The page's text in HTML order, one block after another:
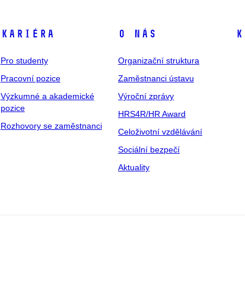
Kariéra
Pro studenty
Pracovní pozice
Výzkumné a akademické
pozice
Rozhovory se zaměstnanci
O nás
Organizační struktura
Zaměstnanci ústavu
Výroční zprávy
HRS4R/HR Award
Celoživotní vzdělávání
Sociální bezpečí
Aktuality